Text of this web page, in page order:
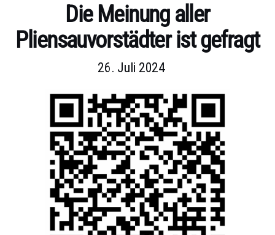
Die Meinung aller
Pliensauvorstädter ist gefragt
26. Juli 2024